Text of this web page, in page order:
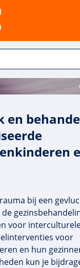
en
bij een
voor
voor
en hun
kun je